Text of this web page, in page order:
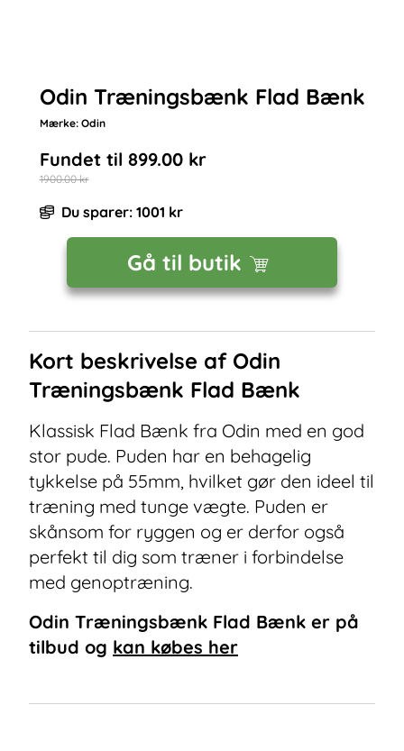
Odin Træningsbænk Flad Bænk
Mærke: Odin
Fundet til 899.00kr
1900.00kr
Du sparer: 1001 kr
Gå til butik
Kort beskrivelse af Odin
Træningsbænk Flad Bænk
Klassisk Flad Bænk fra Odin med en god
stor pude. Puden har en behagelig
tykkelse på 55mm, hvilket gør den ideel til
træning med tunge vægte. Puden er
skånsom for ryggen og er derfor også
perfekt til dig som træner i forbindelse
med genoptræning.
Odin Træningsbænk Flad Bænk er på
tilbud og kan købes her